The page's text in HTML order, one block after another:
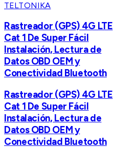
TELTONIKA
Rastreador (GPS) 4G LTE
Cat 1 De Super Fácil
Instalación, Lectura de
Datos OBD OEM y
Conectividad Bluetooth
Rastreador (GPS) 4G LTE
Cat 1 De Super Fácil
Instalación, Lectura de
Datos OBD OEM y
Conectividad Bluetooth